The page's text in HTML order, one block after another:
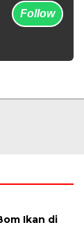
Follow
Ikan di